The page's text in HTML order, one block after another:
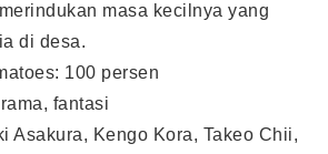
masa kecilnya yang
di desa.
100 persen
fantasi
Asakura, Kengo Kora, Takeo Chii,